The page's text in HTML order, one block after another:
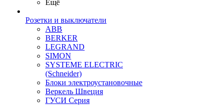
Ещё
Розетки и выключатели
ABB
BERKER
LEGRAND
SIMON
SYSTEME ELECTRIC
(Schneider)
Блоки электроустановочные
Веркель Швеция
ГУСИ Серия